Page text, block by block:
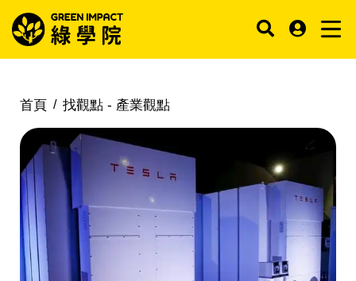
首頁 找觀點 - 產業觀點